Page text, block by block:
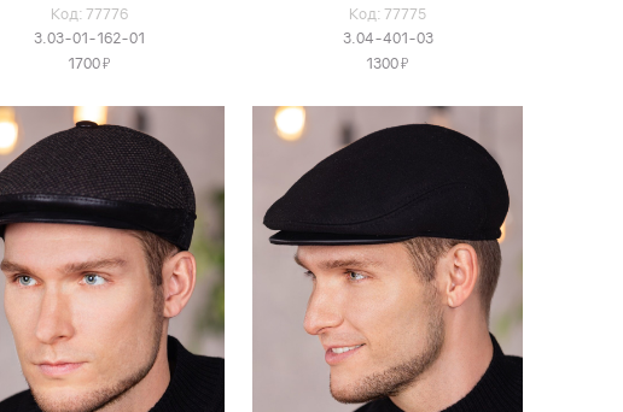
Код: 77776
3.03-01-162-01
1700Я
Код: 77775
3.04-401-03
1300Я